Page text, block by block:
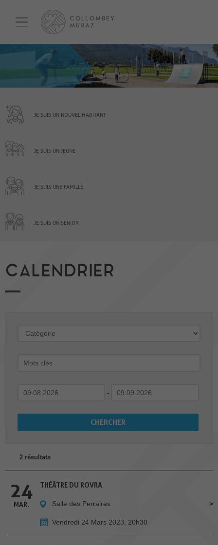
JE SUIS UN NOUVEL HABITANT
JE SUIS UN JEUNE
JE SUIS UNE FAMILLE
JE SUIS UN SENIOR
CALENDRIER
-
2 résultats
24
MAR.
THÉÂTRE DU ROVRA
Salle des Perraires
Vendredi 24 Mars 2023, 20h30